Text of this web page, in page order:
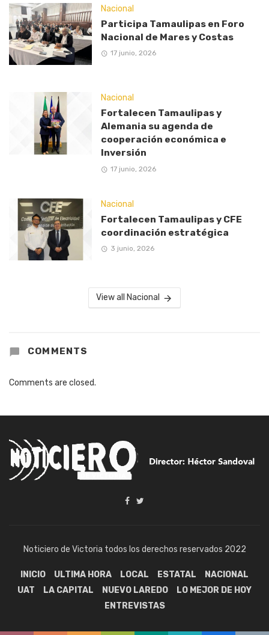
Nacional
Participa Tamaulipas en Foro
Nacional de Mares y Costas
17 junio, 2026
Nacional
Fortalecen Tamaulipas y
Alemania su agenda de
cooperación económica e
Inversión
17 junio, 2026
Nacional
Fortalecen Tamaulipas y CFE
coordinación estratégica
3 junio, 2026
View all Nacional
COMMENTS
Comments are closed.
Noticiero de Victoria todos los derechos reservados 2022
INICIO ULTIMA HORA LOCAL ESTATAL
NACIONAL
UAT
LA CAPITAL NUEVO LAREDO
LO MEJOR DE HOY
ENTREVISTAS